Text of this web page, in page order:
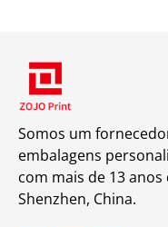
Somos um
embalagens
com mais de 13
Shenzhen, China.